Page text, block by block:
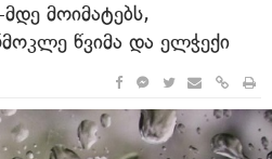
მოიმატებს,
წვიმა და ელჭექი